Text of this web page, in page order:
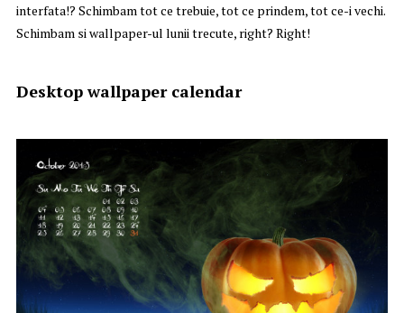
interfata!? Schimbam tot ce trebuie, tot ce prindem, tot ce-i vechi.
Schimbam si wallpaper-ul lunii trecute, right? Right!
Desktop wallpaper calendar